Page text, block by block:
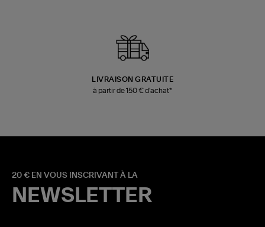
LIVRAISON GRATUITE
à partir de 150 € d'achat*
20 € EN VOUS INSCRIVANT À LA
NEWSLETTER